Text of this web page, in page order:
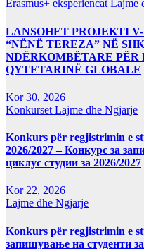
Erasmus+ eksperiencatLajme
LANSOHET PROJEKTI
“NËNË TEREZA” NË
NDËRKOMBËTARE
QYTETARINË GLOBALE
Kor 30, 2026
Konkurset Lajme dhe Ngjarje
Konkurs për regjistrimin e
2026/2027 – Конкурс за
циклус студии за 2026/2027
Kor 22, 2026
Lajme dhe Ngjarje
Konkurs për regjistrimin e
запишување на студенти